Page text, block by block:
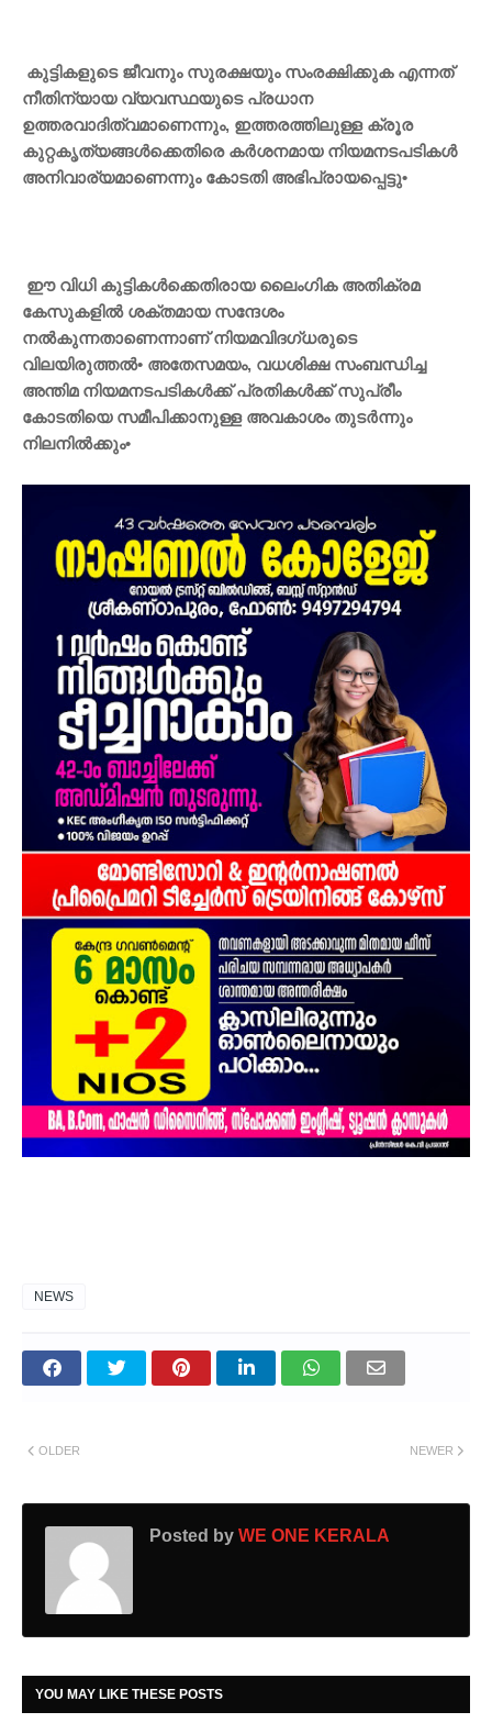
കുട്ടികളുടെ ജീവനും സുരക്ഷയും സംരക്ഷിക്കുക എന്നത്
നീതിന്യായ വ്യവസ്ഥയുടെ പ്രധാന
ഉത്തരവാദിത്വമാണെന്നും, ഇത്തരത്തിലുള്ള ക്രൂര
കുറ്റകൃത്യങ്ങൾക്കെതിരെ കർശനമായ നിയമനടപടികൾ
അനിവാര്യമാണെന്നും കോടതി അഭിപ്രായപ്പെട്ടു•
ഈ വിധി കുട്ടികൾക്കെതിരായ ലൈംഗിക അതിക്രമ
കേസുകളിൽ ശക്തമായ സന്ദേശം
നൽകുന്നതാണെന്നാണ് നിയമവിദഗ്ധരുടെ
വിലയിരുത്തൽ• അതേസമയം, വധശിക്ഷ സംബന്ധിച്ച
അന്തിമ നിയമനടപടികൾക്ക് പ്രതികൾക്ക് സുപ്രീം
കോടതിയെ സമീപിക്കാനുള്ള അവകാശം തുടർന്നും
നിലനിൽക്കും•
NEWS
NEWER
OLDER
Posted by WE ONE KERALA
YOU MAY LIKE THESE POSTS